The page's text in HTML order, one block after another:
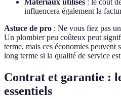
influencera également la
Astuce de pro : Ne vous fiez pas
Un plombier peu coûteux peut
terme, mais ces économies peuvent
long terme si la qualité de service
Contrat et garantie :
essentiels